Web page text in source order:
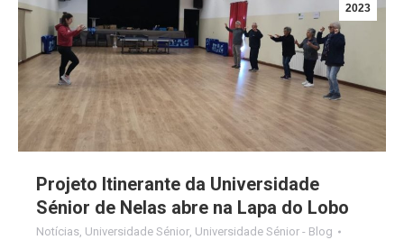
2023
Projeto Itinerante da Universidade
Sénior de Nelas abre na Lapa do Lobo
Notícias, Universidade Sénior, Universidade Sénior - Blog